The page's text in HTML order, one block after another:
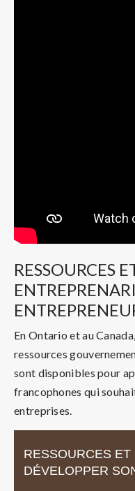
RESSOURCES
En Ontario et au
ressources
sont disponibles pour
francophones qui
entreprises.
RESSOURCES
DÉVELOPPER